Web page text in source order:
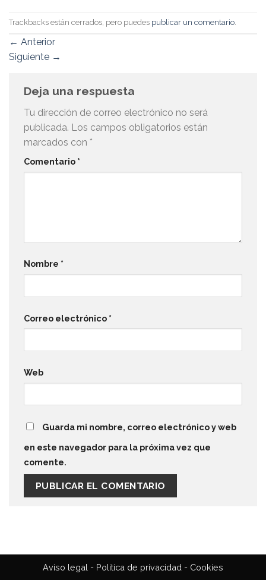
Trackbacks están cerrados, pero puedes publicar un comentario
← Anterior
Siguiente →
Deja una respuesta
Tu dirección de correo electrónico no será
publicada. Los campos obligatorios están
marcados con *
Comentario *
Nombre *
Correo electrónico *
Web
Guarda mi nombre, correo electrónico y web
en este navegador para la próxima vez que
comente.
Aviso legal - Politica de privacidad - Cookies